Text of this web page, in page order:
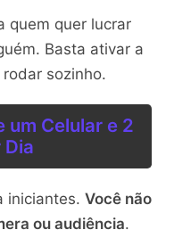
quem quer lucrar
Basta ativar a
sozinho.
um Celular e 2
Dia
iniciantes. Você não
ou audiência.